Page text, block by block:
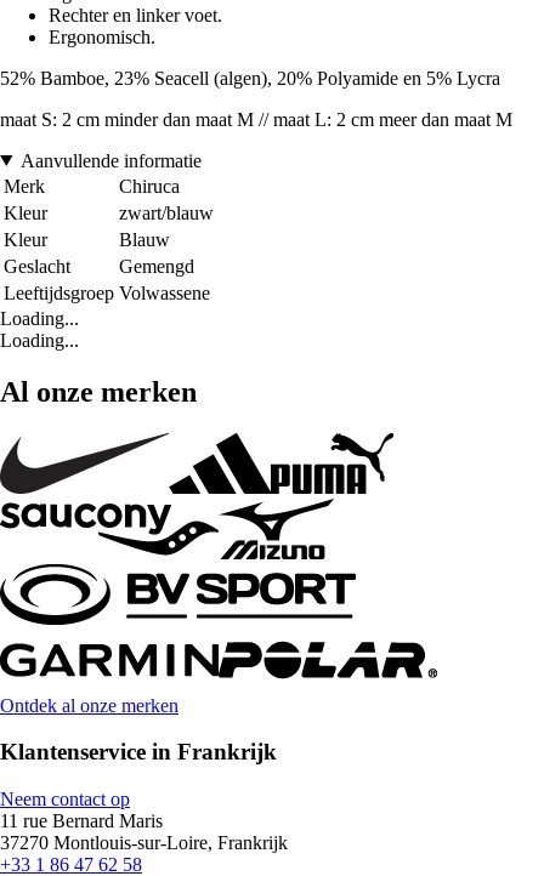
Rechter en linker voet.
Ergonomisch.
52% Bamboe, 23% Seacell (algen), 20% Polyamide en 5% Lycra
maat S: 2 cm minder dan maat M // maat L: 2 cm meer dan maat M
Aanvullende informatie
Merk
Chiruca
Kleur
zwart/blauw
Kleur
Blauw
Geslacht
Gemengd
Leeftijdsgroep Volwassene
Loading...
Loading...
Al onze merken
Ontdek al onze merken
Klantenservice in Frankrijk
Neem contact op
11 rue Bernard Maris
37270 Montlouis-sur-Loire, Frankrijk
+33 1 86 47 62 58